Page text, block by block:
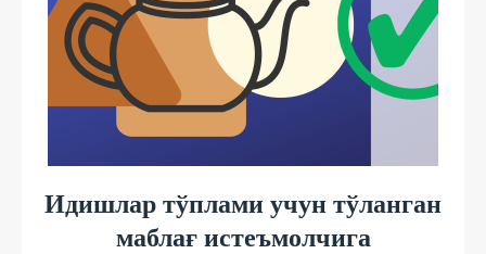
Идишлар тўплами учун тўланган
маблағ истеъмолчига